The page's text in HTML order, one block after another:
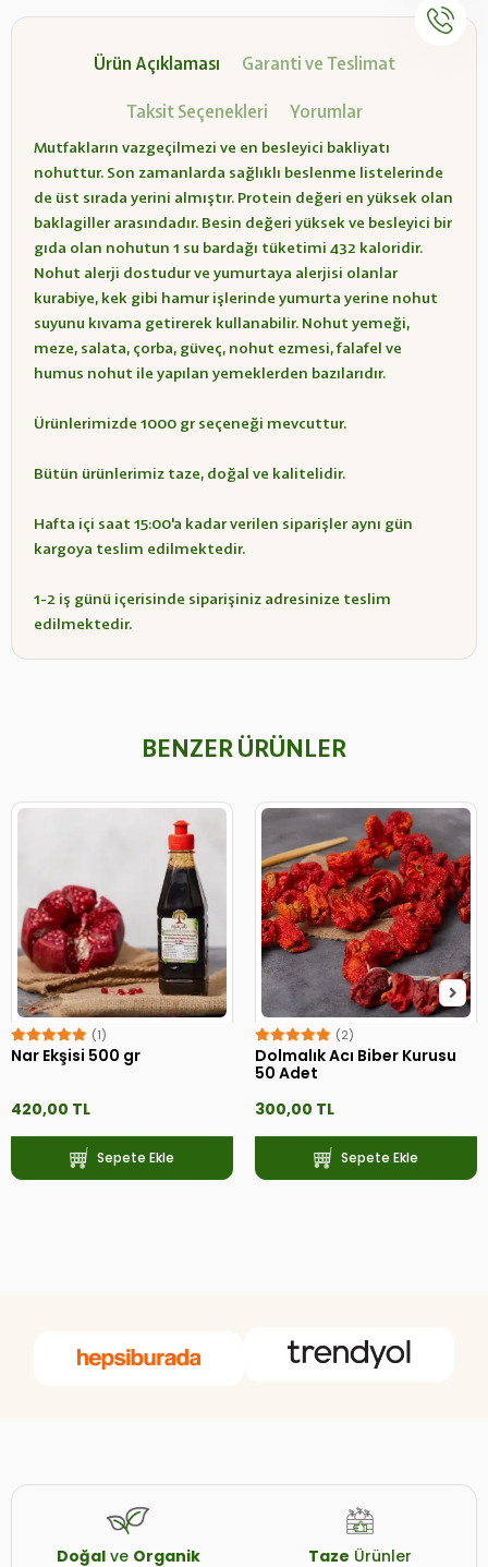
Ürün Açıklaması Garanti ve Teslimat
Taksit Seçenekleri Yorumlar
Mutfakların vazgeçilmezi ve en besleyici bakliyatı
nohuttur. Son zamanlarda sağlıklı beslenme listelerinde
de üst sırada yerini almıştır. Protein değeri en yüksek olan
baklagiller arasındadır. Besin değeri yüksek ve besleyici bir
gıda olan nohutun 1 su bardağı tüketimi 432 kaloridir.
Nohut alerji dostudur ve yumurtaya alerjisi olanlar
kurabiye, kek gibi hamur işlerinde yumurta yerine nohut
suyunu kıvama getirerek kullanabilir. Nohut yemeği,
meze, salata, çorba, güveç, nohut ezmesi, falafel ve
humus nohut ile yapılan yemeklerden bazılarıdır.
Ürünlerimizde 1000 gr seçeneği mevcuttur.
Bütün ürünlerimiz taze, doğal ve kalitelidir.
Hafta içi saat 15:00'a kadar verilen siparişler aynı gün
kargoya teslim edilmektedir.
1-2 iş günü içerisinde siparişiniz adresinize teslim
edilmektedir.
BENZER ÜRÜNLER
(1)
Nar Ekşisi 500 gr
420,00 TL
Sepete Ekle
(2)
Dolmalık Acı Biber Kurusu
50 Adet
300,00 TL
Sepete Ekle
Doğalve Organik
Taze Ürünler